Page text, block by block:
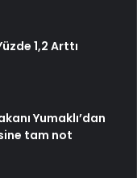
1,2 Arttı
Yumaklı’dan
tam not